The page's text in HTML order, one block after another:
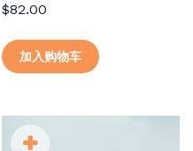
$82.00
加入购物车